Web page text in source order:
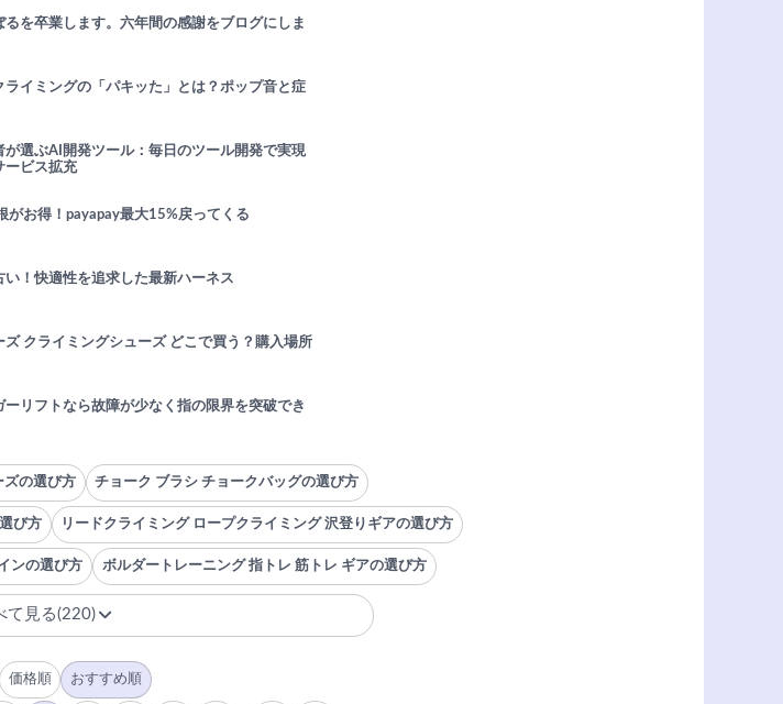
るを卒業します。六年間の感謝をブログにしま
ライミングの「パキッた」とは？ポップ音と症
が選ぶAI開発ツール：毎日のツール開発で実現
ービス拡充
がお得！payapay最大15%戻ってくる
い！快適性を追求した最新ハーネス
クライミングシューズ どこで買う？購入場所
ーリフトなら故障が少なく指の限界を突破でき
ズの選び方 チョーク ブラシ チョークバッグの選び方
び方 リードクライミング ロープクライミング 沢登りギアの選び方
ンの選び方 ボルダートレーニング 指トレ 筋トレ ギアの選び方
て見る(220)
価格順 おすすめ順